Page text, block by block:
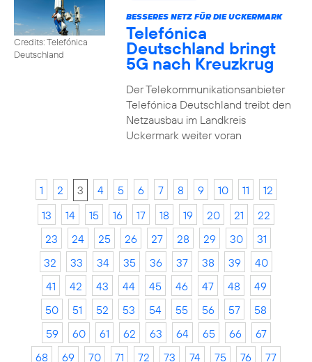
Credits: Telefónica
Deutschland
BESSERES NETZ FÜR DIE UCKERMARK
Telefónica
Deutschland bringt
5G nach Kreuzkrug
Der Telekommunikationsanbieter
Telefónica Deutschland treibt den
Netzausbau im Landkreis
Uckermark weiter voran
1 2 3 4 5 6 7 8 9 10 11
12
13
14 15 16 17 18 19 20 21
22
23
24 25 26 27 28 29 30
31
32
33 34 35 36 37 38 39
40
41
42 43 44 45 46 47 48
49
50
51 52 53 54 55 56 57
58
59
60 61 62 63 64 65 66
67
68
69 70 71 72 73 74 75 76 77